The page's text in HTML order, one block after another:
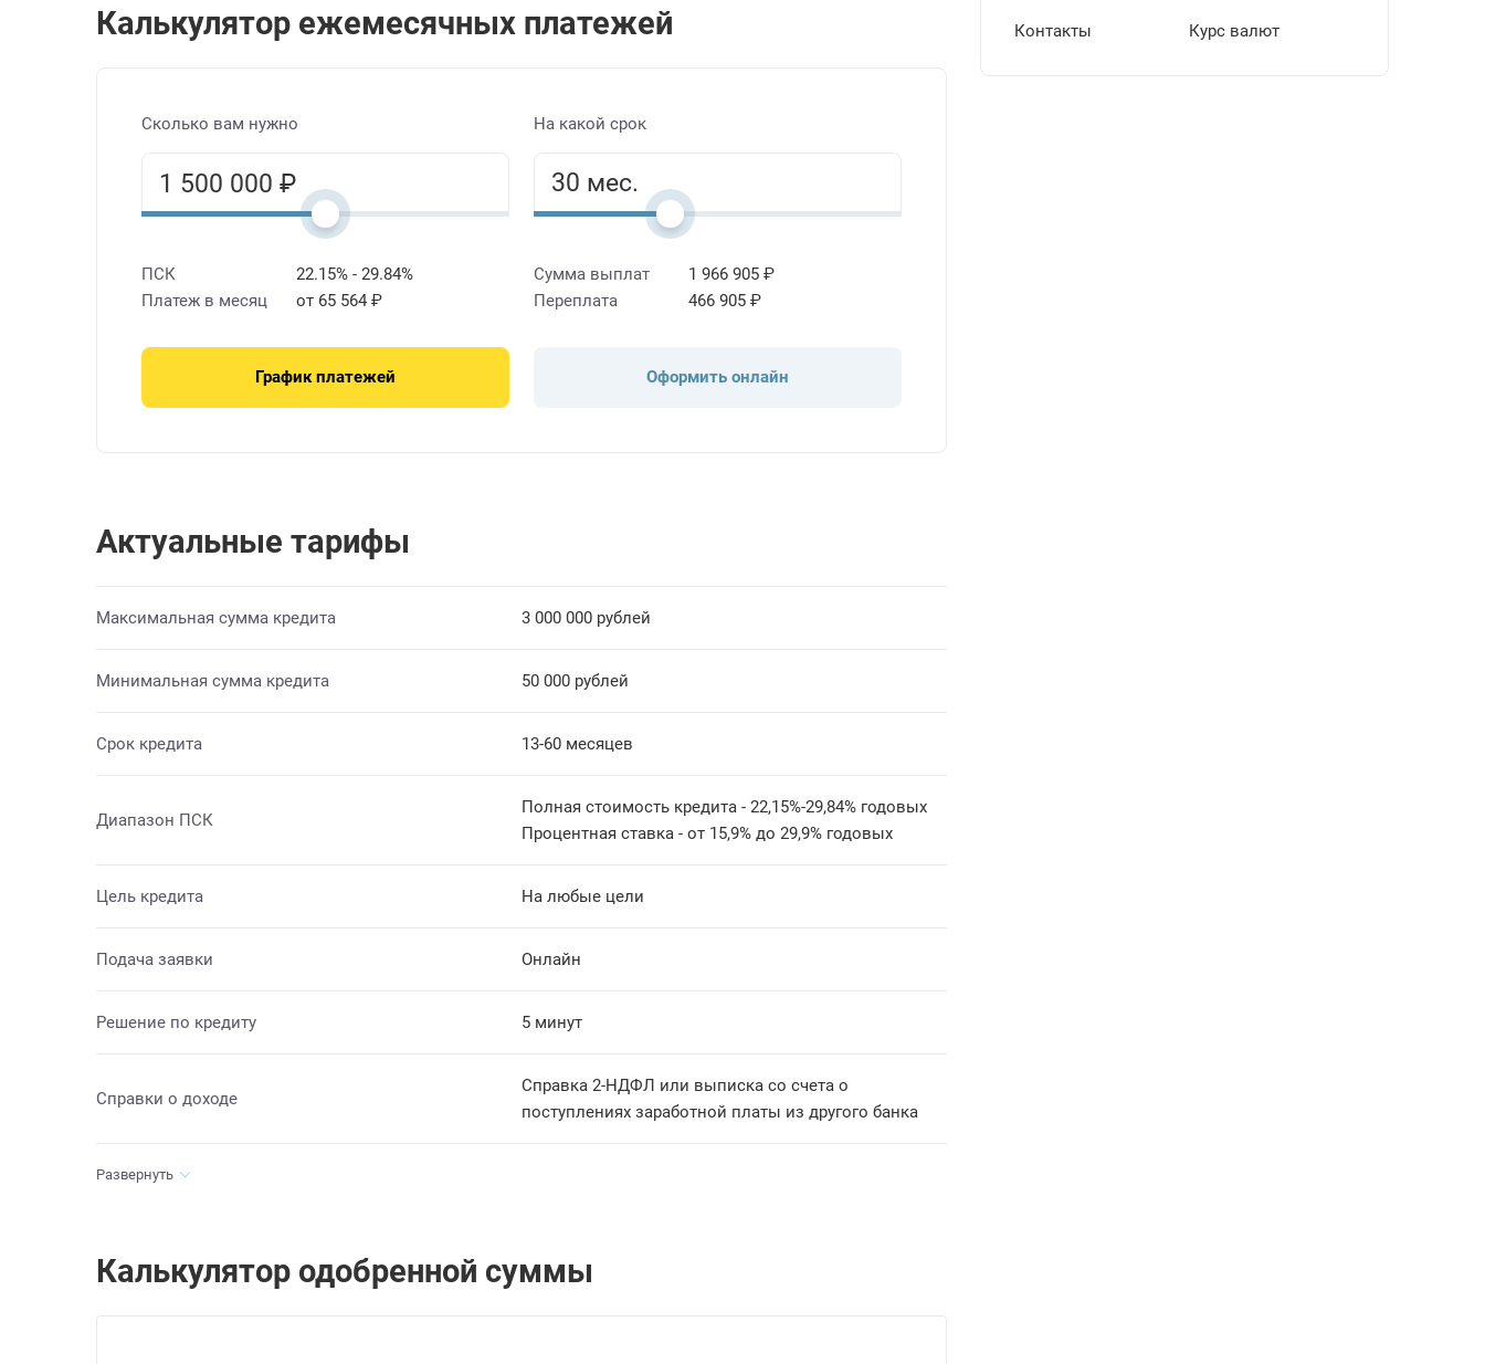
Калькулятор ежемесячных платежей
Сколько вам нужно На какой срок
ПСК
22.15% - 29.84%
Платеж в месяц
от 65 564 ₽
Сумма выплат
1 966 905 ₽
Переплата
466 905 ₽
График платежей Оформить онлайн
Актуальные тарифы
Максимальная сумма кредита 3 000 000 рублей
Минимальная сумма кредита 50 000 рублей
Срок кредита 13-60 месяцев
Диапазон ПСК
Полная стоимость кредита - 22,15%-29,84% годовых
Процентная ставка - от 15,9% до 29,9% годовых
Цель кредита На любые цели
Подача заявки Онлайн
Решение по кредиту 5 минут
Справки о доходе
Справка 2-НДФЛ или выписка со счета о
поступлениях заработной платы из другого банка
Развернуть
Калькулятор одобренной суммы
Контакты Курс валют